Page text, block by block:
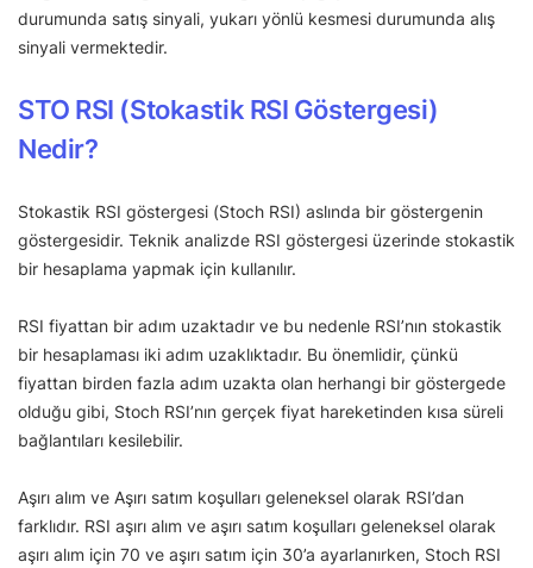
durumunda satış sinyali, yukarı yönlü kesmesi durumunda alış
sinyali vermektedir.
STO RSI (Stokastik RSI Göstergesi)
Nedir?
Stokastik RSI göstergesi (Stoch RSI) aslında bir göstergenin
göstergesidir. Teknik analizde RSI göstergesi üzerinde stokastik
bir hesaplama yapmak için kullanılır.
RSI fiyattan bir adım uzaktadır ve bu nedenle RSI’nın stokastik
bir hesaplaması iki adım uzaklıktadır. Bu önemlidir, çünkü
fiyattan birden fazla adım uzakta olan herhangi bir göstergede
olduğu gibi, Stoch RSI’nın gerçek fiyat hareketinden kısa süreli
bağlantıları kesilebilir.
Aşırı alım ve Aşırı satım koşulları geleneksel olarak RSI’dan
farklıdır. RSI aşırı alım ve aşırı satım koşulları geleneksel olarak
aşırı alım için 70 ve aşırı satım için 30’a ayarlanırken, Stoch RSI